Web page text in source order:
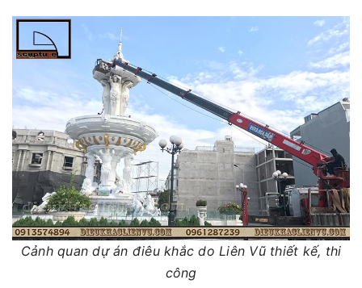
Cảnh quan dự án điêu khắc do Liên Vũ thiết kế, thi
công